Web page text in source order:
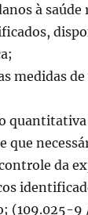
à
medidas
que
da
(109.025-9